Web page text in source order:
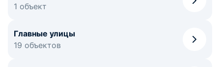
1 объект
Главные улицы
19 объектов